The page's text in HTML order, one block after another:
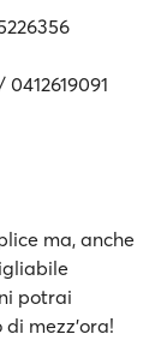
ma, anche
potrai
di mezz'ora!